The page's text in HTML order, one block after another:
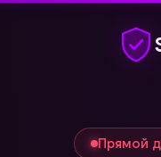
Прямой